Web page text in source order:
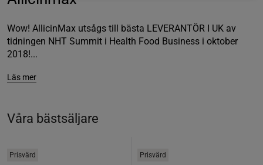
Wow! AllicinMax utsågs till bästa LEVERANTÖR I UK av
tidningen NHT Summit i Health Food Business i oktober
2018!...
Läs mer
Våra bästsäljare
Prisvärd Prisvärd